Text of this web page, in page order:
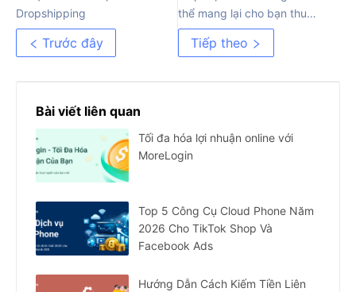
Dropshipping
Trước đây
thể mang lại cho bạn thu
nhập 6 con số vào năm
2023
Tiếp theo
Bài viết liên quan
Tối đa hóa lợi nhuận online với
MoreLogin
Top 5 Công Cụ Cloud Phone Năm
2026 Cho TikTok Shop Và
Facebook Ads
Hướng Dẫn Cách Kiếm Tiền Liên